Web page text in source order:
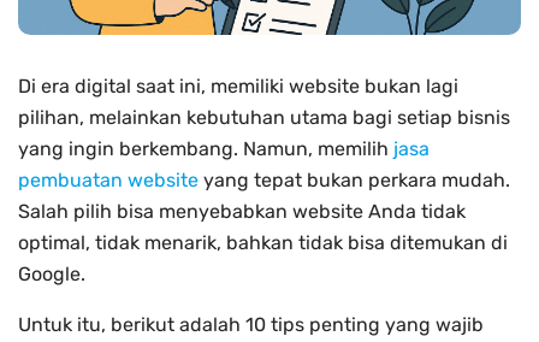
Di era digital saat ini, memiliki website bukan lagi
pilihan, melainkan kebutuhan utama bagi setiap bisnis
yang ingin berkembang. Namun, memilih jasa
pembuatan website yang tepat bukan perkara mudah.
Salah pilih bisa menyebabkan website Anda tidak
optimal, tidak menarik, bahkan tidak bisa ditemukan di
Google.
Untuk itu, berikut adalah 10 tips penting yang wajib